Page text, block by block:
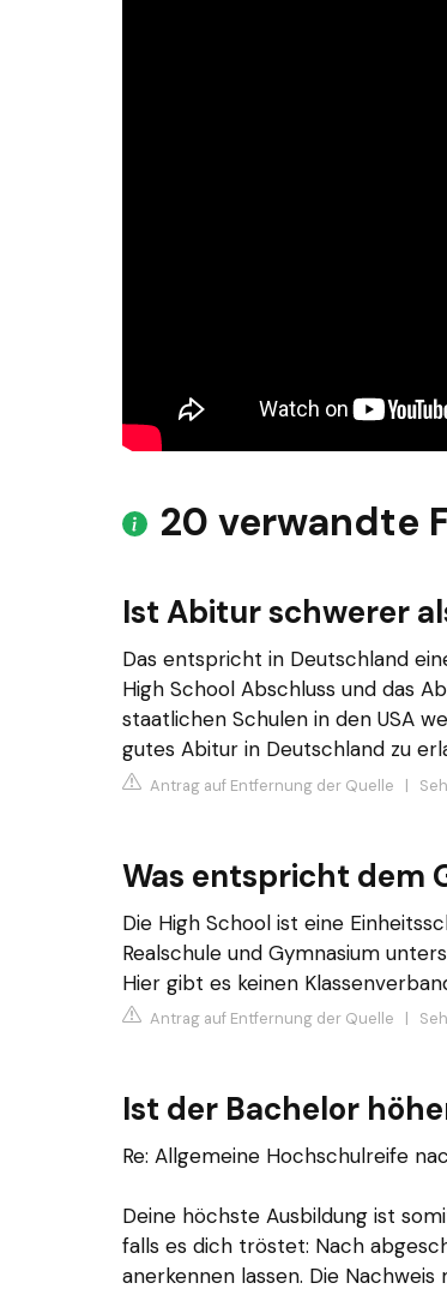
20 verwandte
Ist Abitur schwerer
Das entspricht in Deutschland
High School Abschluss und das
staatlichen Schulen in den USA
gutes Abitur in Deutschland zu
Antrag auf Entfernung der Quelle |
Was entspricht dem
Die High School ist eine
Realschule und Gymnasium
Hier gibt es keinen
Antrag auf Entfernung der Quelle
Ist der Bachelor
Re: Allgemeine Hochschulreife
Deine höchste Ausbildung ist
falls es dich tröstet: Nach
anerkennen lassen. Die